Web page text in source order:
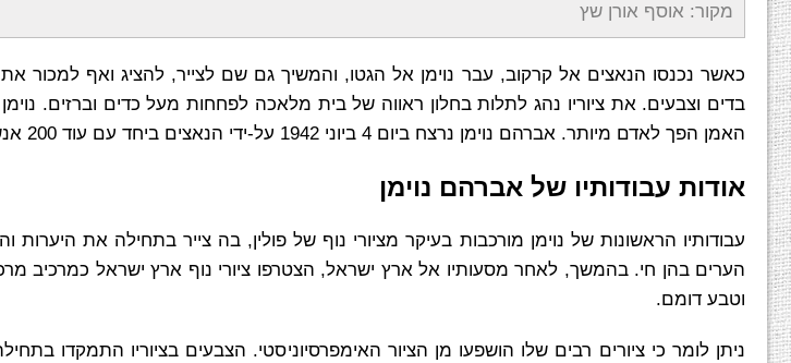
מקור: אוסף אורן שץ
כאשר נכנסו הנאצים אל קרקוב, עבר נוימן אל הגטו, והמשיך גם שם לצייר, להציג ואף למכור את
בדים וצבעים. את ציוריו נהג לתלות בחלון ראווה של בית מלאכה לפחחות מעל כדים וברזים.
האמן הפך לאדם מיותר. אברהם נוימן נרצח ביום 4 ביוני 1942 על-ידי הנאצים ביחד עם עוד 200 אנשים בעת משלוח שיצא מגטו קרקוב.
אודות עבודותיו של אברהם נוימן
עבודותיו הראשונות של נוימן מורכבות בעיקר מציורי נוף של פולין, בה צייר בתחילה את היערות
הערים בהן חי. בהמשך, לאחר מסעותיו אל ארץ ישראל, הצטרפו ציורי נוף ארץ ישראל כמרכיב מרכזי
וטבע דומם.
ניתן לומר כי ציורים רבים שלו הושפעו מן הציור האימפרסיוניסטי. הצבעים בציוריו התמקדו